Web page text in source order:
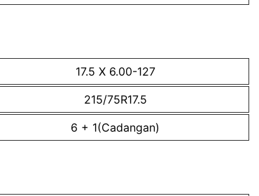
17.5 X 6.00-127
215/75R17.5
6 + 1(Cadangan)